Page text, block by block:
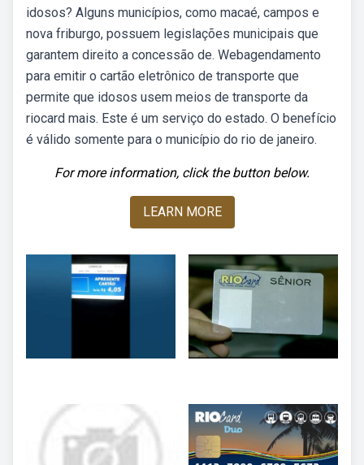
idosos? Alguns municípios, como macaé, campos e
nova friburgo, possuem legislações municipais que
garantem direito a concessão de. Webagendamento
para emitir o cartão eletrônico de transporte que
permite que idosos usem meios de transporte da
riocard mais. Este é um serviço do estado. O benefício
é válido somente para o município do rio de janeiro.
For more information, click the button below.
LEARN MORE